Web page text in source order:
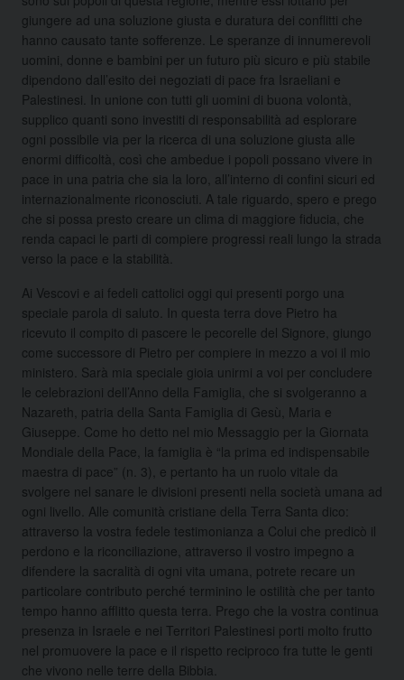
giungere ad una soluzione giusta e duratura dei conflitti che
hanno causato tante sofferenze. Le speranze di innumerevoli
uomini, donne e bambini per un futuro più sicuro e più stabile
dipendono dall’esito dei negoziati di pace fra Israeliani e
Palestinesi. In unione con tutti gli uomini di buona volontà,
supplico quanti sono investiti di responsabilità ad esplorare
ogni possibile via per la ricerca di una soluzione giusta alle
enormi difficoltà, così che ambedue i popoli possano vivere in
pace in una patria che sia la loro, all’interno di confini sicuri ed
internazionalmente riconosciuti. A tale riguardo, spero e prego
che si possa presto creare un clima di maggiore fiducia, che
renda capaci le parti di compiere progressi reali lungo la strada
verso la pace e la stabilità.
Ai Vescovi e ai fedeli cattolici oggi qui presenti porgo una
speciale parola di saluto. In questa terra dove Pietro ha
ricevuto il compito di pascere le pecorelle del Signore, giungo
come successore di Pietro per compiere in mezzo a voi il mio
ministero. Sarà mia speciale gioia unirmi a voi per concludere
le celebrazioni dell’Anno della Famiglia, che si svolgeranno a
Nazareth, patria della Santa Famiglia di Gesù, Maria e
Giuseppe. Come ho detto nel mio Messaggio per la Giornata
Mondiale della Pace, la famiglia è “la prima ed indispensabile
maestra di pace” (n. 3), e pertanto ha un ruolo vitale da
svolgere nel sanare le divisioni presenti nella società umana ad
ogni livello. Alle comunità cristiane della Terra Santa dico:
attraverso la vostra fedele testimonianza a Colui che predicò il
perdono e la riconciliazione, attraverso il vostro impegno a
difendere la sacralità di ogni vita umana, potrete recare un
particolare contributo perché terminino le ostilità che per tanto
tempo hanno afflitto questa terra. Prego che la vostra continua
presenza in Israele e nei Territori Palestinesi porti molto frutto
nel promuovere la pace e il rispetto reciproco fra tutte le genti
che vivono nelle terre della Bibbia.